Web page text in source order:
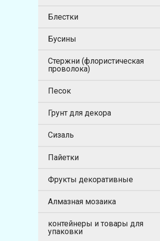
Блестки
Бусины
Стержни (флористическая
проволока)
Песок
Грунт для декора
Сизаль
Пайетки
Фрукты декоративные
Алмазная мозаика
контейнеры и товары для
упаковки